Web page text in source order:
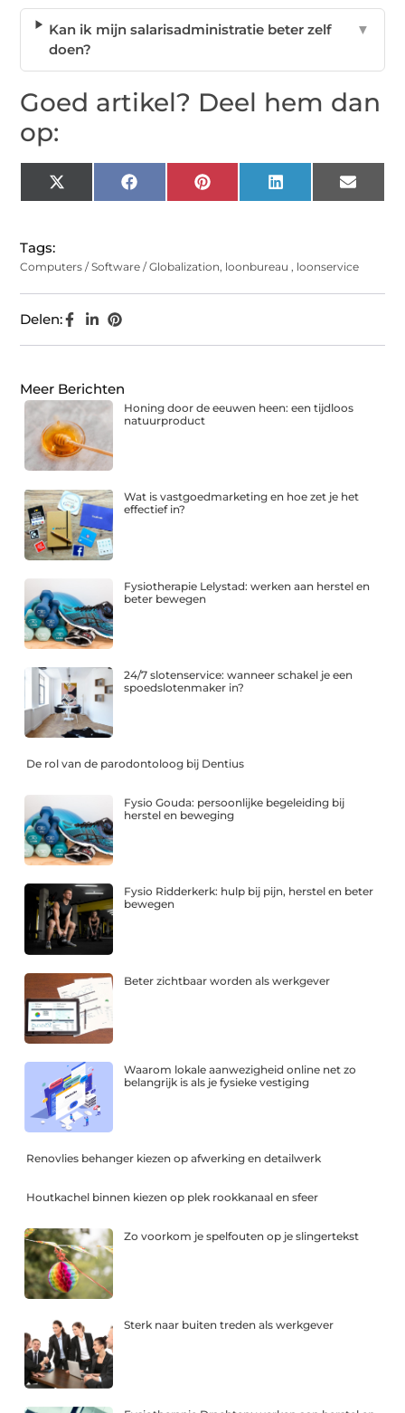
Kan ik mijn salarisadministratie beter zelf
doen?
▼
Goed artikel? Deel hem dan
op:
X
(Twitter)
Facebook Pinterest LinkedIn Email
Tags:
Computers / Software / Globalization, loonbureau , loonservice
Delen:
Meer Berichten
Honing door de eeuwen heen: een tijdloos
natuurproduct
Wat is vastgoedmarketing en hoe zet je het
effectief in?
Fysiotherapie Lelystad: werken aan herstel en
beter bewegen
24/7 slotenservice: wanneer schakel je een
spoedslotenmaker in?
De rol van de parodontoloog bij Dentius
Fysio Gouda: persoonlijke begeleiding bij
herstel en beweging
Fysio Ridderkerk: hulp bij pijn, herstel en beter
bewegen
Beter zichtbaar worden als werkgever
Waarom lokale aanwezigheid online net zo
belangrijk is als je fysieke vestiging
Renovlies behanger kiezen op afwerking en detailwerk
Houtkachel binnen kiezen op plek rookkanaal en sfeer
Zo voorkom je spelfouten op je slingertekst
Sterk naar buiten treden als werkgever